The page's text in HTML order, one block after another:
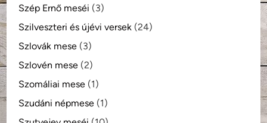
Szép Ernő meséi (3)
Szilveszteri és újévi versek (24)
Szlovák mese (3)
Szlovén mese (2)
Szomáliai mese (1)
Szudáni népmese (1)